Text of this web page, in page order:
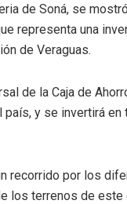
de Soná, se
representa una
de Veraguas.
de la Caja de
y se invertirá
recorrido por los
los terrenos de este